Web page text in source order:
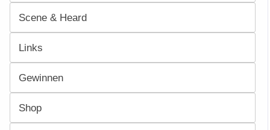
Scene & Heard
Links
Gewinnen
Shop